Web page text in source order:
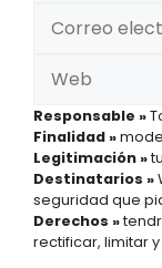
electrónico
Responsable »
Finalidad »
Legitimación »
Destinatarios »
seguridad que
Derechos »
rectificar, limitar